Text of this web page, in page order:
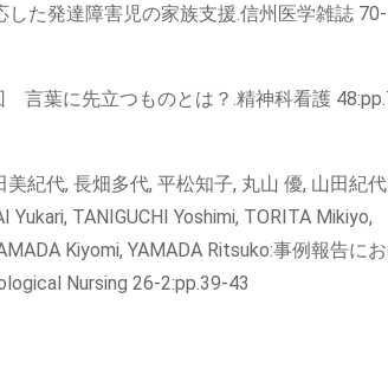
た発達障害児の家族支援.信州医学雑誌 70-
葉に先立つものとは？.精神科看護
紀代, 長畑多代, 平松知子, 丸山 優, 山田紀
TANIGUCHI Yoshimi, TORITA Mikiyo,
Kiyomi, YAMADA Ritsuko:事例報告に
Nursing 26-2:pp.39-43